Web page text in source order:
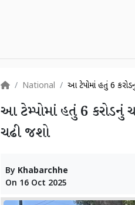
National આ ટેમ્પોમાં હતું 6
આ ટેમ્પોમાં હતું 6 કરોડનું
ચઢી જશો
By Khabarchhe
On 16 Oct 2025